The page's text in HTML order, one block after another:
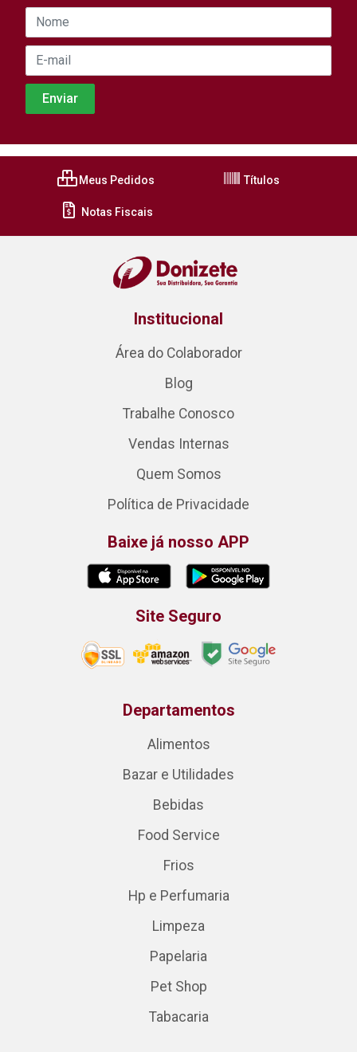
Meus Pedidos Títulos
Notas Fiscais
Institucional
Área do Colaborador
Blog
Trabalhe Conosco
Vendas Internas
Quem Somos
Política de Privacidade
Baixe já nosso APP
Site Seguro
Departamentos
Alimentos
Bazar e Utilidades
Bebidas
Food Service
Frios
Hp e Perfumaria
Limpeza
Papelaria
Pet Shop
Tabacaria